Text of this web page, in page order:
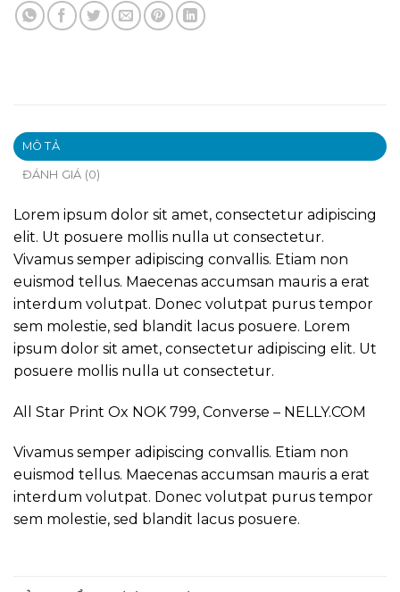
MÔ TẢ
ĐÁNH GIÁ (0)
Lorem ipsum dolor sit amet, consectetur adipiscing
elit. Ut posuere mollis nulla ut consectetur.
Vivamus semper adipiscing convallis. Etiam non
euismod tellus. Maecenas accumsan mauris a erat
interdum volutpat. Donec volutpat purus tempor
sem molestie, sed blandit lacus posuere. Lorem
ipsum dolor sit amet, consectetur adipiscing elit. Ut
posuere mollis nulla ut consectetur.
All Star Print Ox NOK 799, Converse – NELLY.COM
Vivamus semper adipiscing convallis. Etiam non
euismod tellus. Maecenas accumsan mauris a erat
interdum volutpat. Donec volutpat purus tempor
sem molestie, sed blandit lacus posuere.